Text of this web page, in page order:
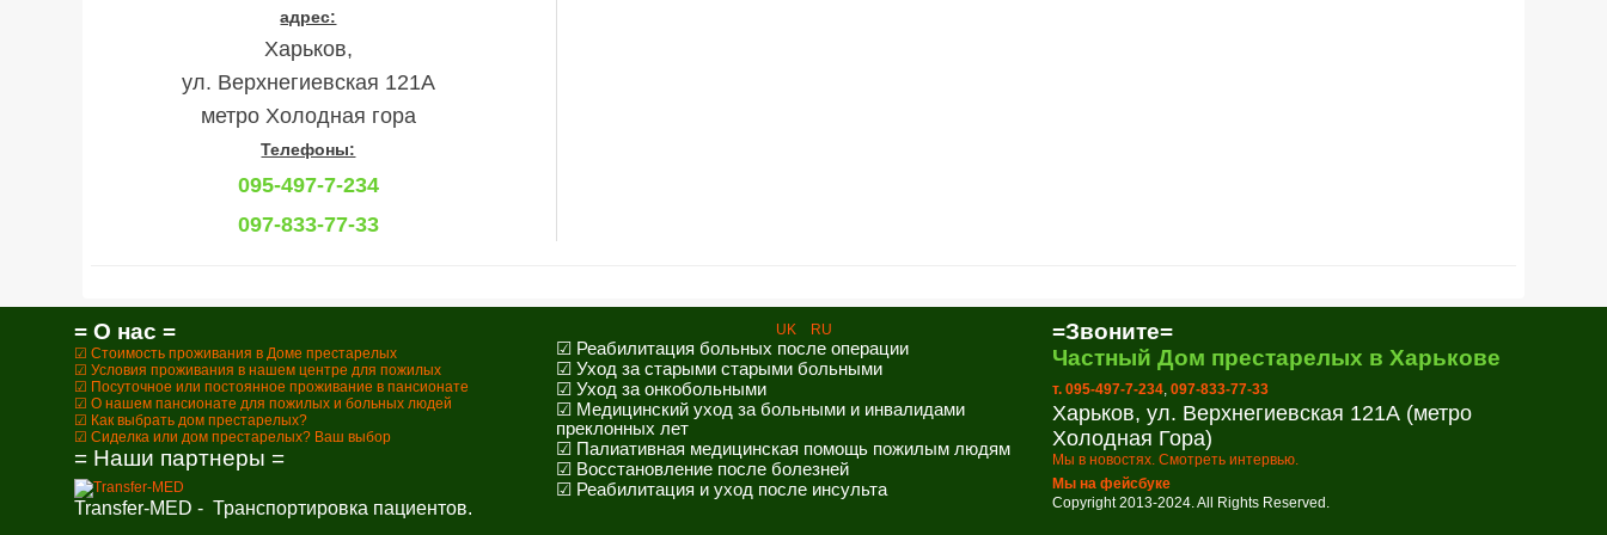
адрес:
Харьков,
ул. Верхнегиевская 121А
метро Холодная гора
Телефоны:
095-497-7-234
097-833-77-33
= О нас =
☑ Стоимость проживания в Доме престарелых
☑ Условия проживания в нашем центре для пожилых
☑ Посуточное или постоянное проживание в пансионате
☑ О нашем пансионате для пожилых и больных людей
☑ Как выбрать дом престарелых?
☑ Сиделка или дом престарелых? Ваш выбор
= Наши партнеры =
Transfer-MED - Транспортировка пациентов.
UK RU
☑ Реабилитация больных после операции
☑ Уход за старыми старыми больными
☑ Уход за онкобольными
☑ Медицинский уход за больными и инвалидами
преклонных лет
☑ Палиативная медицинская помощь пожилым людям
☑ Восстановление после болезней
☑ Реабилитация и уход после инсульта
=Звоните=
Частный Дом престарелых в Харькове
т. 095-497-7-234, 097-833-77-33
Харьков, ул. Верхнегиевская 121А (метро
Холодная Гора)
Мы в новостях. Смотреть интервью.
Мы на фейсбуке
Copyright 2013-2024. All Rights Reserved.